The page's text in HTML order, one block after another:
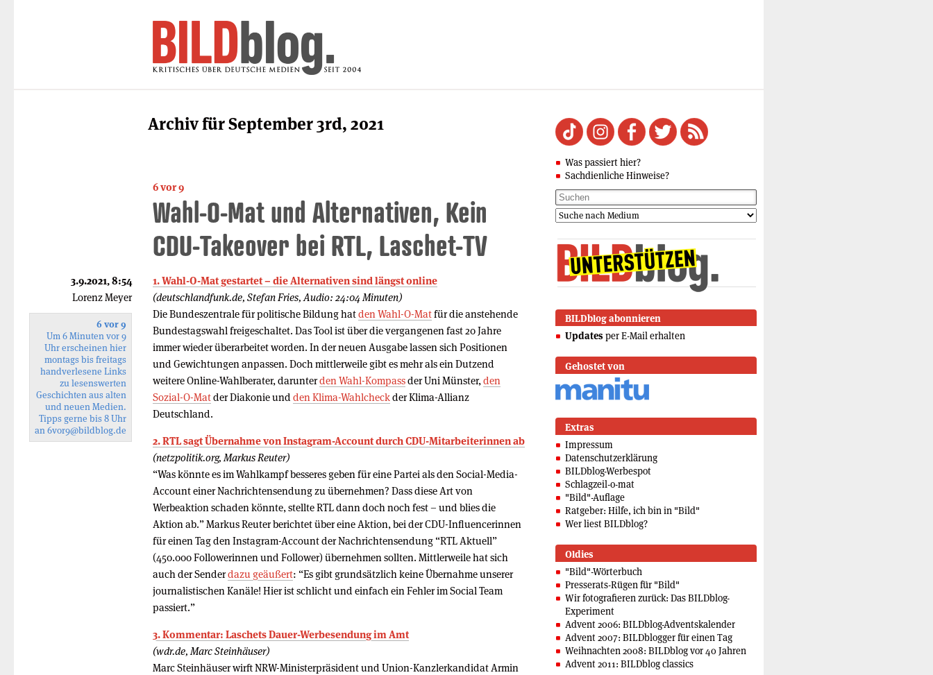
Archiv für September 3rd, 2021
6 vor 9
Wahl-O-Mat und Alternativen, Kein
CDU-Takeover bei RTL, Laschet-TV
1. Wahl-O-Mat gestartet – die Alternativen sind längst online
(deutschlandfunk.de, Stefan Fries, Audio: 24:04 Minuten)
Die Bundeszentrale für politische Bildung hatden Wahl-O-Matfür die anstehende
Bundestagswahl freigeschaltet. Das Tool ist über die vergangenen fast 20 Jahre
immer wieder überarbeitet worden. In der neuen Ausgabe lassen sich Positionen
und Gewichtungen anpassen. Doch mittlerweile gibt es mehr als ein Dutzend
weitere Online-Wahlberater, darunterden Wahl-Kompassder Uni Münster, den
Sozial-O-Matder Diakonie und den Klima-Wahlcheckder Klima-Allianz
Deutschland.
2. RTL sagt Übernahme von Instagram-Account durch CDU-Mitarbeiterinnen ab
(netzpolitik.org, Markus Reuter)
“Was könnte es im Wahlkampf besseres geben für eine Partei als den Social-Media-
Account einer Nachrichtensendung zu übernehmen? Dass diese Art von
Werbeaktion schaden könnte, stellte RTL dann doch noch fest – und blies die
Aktion ab.” Markus Reuter berichtet über eine Aktion, bei der CDU-Influencerinnen
für einen Tag den Instagram-Account der Nachrichtensendung “RTL Aktuell”
(450.000 Followerinnen und Follower) übernehmen sollten. Mittlerweile hat sich
auch der Senderdazu geäußert: “Es gibt grundsätzlich keine Übernahme unserer
journalistischen Kanäle! Hier ist schlicht und einfach ein Fehler im Social Team
passiert.”
3. Kommentar: Laschets Dauer-Werbesendung im Amt
(wdr.de, Marc Steinhäuser)
Marc Steinhäuser wirft NRW-Ministerpräsident und Union-Kanzlerkandidat Armin
3.9.2021, 8:54
Lorenz Meyer
6 vor 9
Um 6 Minuten vor 9
Uhr erscheinen hier
montags bis freitags
handverlesene Links
zu lesenswerten
Geschichten aus alten
und neuen Medien.
Tipps gerne bis 8 Uhr
an6vor9@bildblog.de
Was passiert hier?
Sachdienliche Hinweise?
BILDblog abonnieren
Updates per E-Mail erhalten
Gehostet von
Extras
Impressum
Datenschutzerklärung
BILDblog-Werbespot
Schlagzeil-o-mat
"Bild"-Auflage
Ratgeber: Hilfe, ich bin in "Bild"
Wer liest BILDblog?
Oldies
"Bild"-Wörterbuch
Presserats-Rügen für "Bild"
Wir fotografieren zurück: Das BILDblog-
Experiment
Advent 2006: BILDblog-Adventskalender
Advent 2007: BILDblogger für einen Tag
Weihnachten 2008: BILDblog vor 40 Jahren
Advent 2011: BILDblog classics